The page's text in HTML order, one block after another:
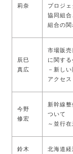
莉奈
プロジ
協同組合
組合の関
辰巳
真広
市場販売
に関す
－新し
アクセス
今野
修宏
新幹線
ついて
～並行
鈴木
北海道